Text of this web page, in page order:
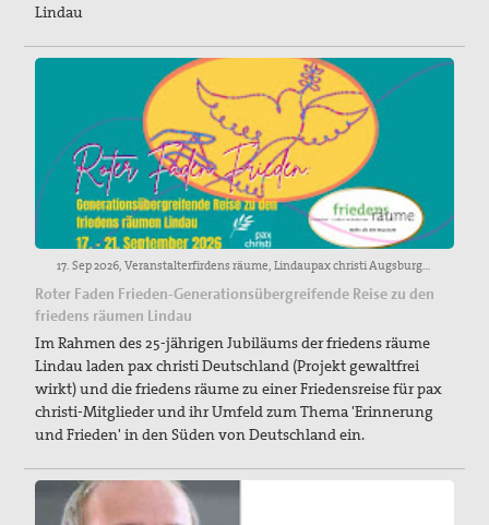
Lindau
17. Sep 2026, Veranstalterfirdens räume, Lindaupax christi AugsburgProjektstelle „gewaltfrei wirkt“, pax christi – Deutsche Sektion e.V.www.paxchristi.deAnmeldung bis 15.07.2026 bei: c.schwarz@paxchristi.deDie Reise findet ab einer Gruppengröße von mindestens 15 Personen statt.
Roter Faden Frieden-Generationsübergreifende Reise zu den
friedens räumen Lindau
Im Rahmen des 25-jährigen Jubiläums der friedens räume
Lindau laden pax christi Deutschland (Projekt gewaltfrei
wirkt) und die friedens räume zu einer Friedensreise für pax
christi-Mitglieder und ihr Umfeld zum Thema 'Erinnerung
und Frieden' in den Süden von Deutschland ein.